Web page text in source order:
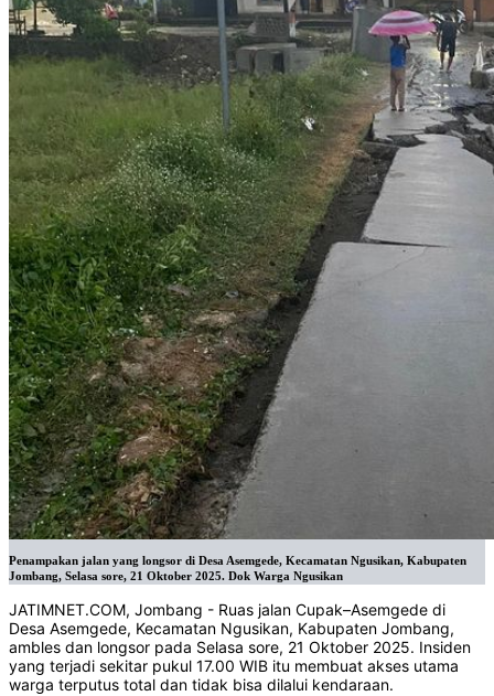
Penampakan jalan yang longsor di Desa Asemgede, Kecamatan Ngusikan, Kabupaten
Jombang, Selasa sore, 21 Oktober 2025. Dok Warga Ngusikan
JATIMNET.COM, Jombang - Ruas jalan Cupak–Asemgede di
Desa Asemgede, Kecamatan Ngusikan, Kabupaten Jombang,
ambles dan longsor pada Selasa sore, 21 Oktober 2025. Insiden
yang terjadi sekitar pukul 17.00 WIB itu membuat akses utama
warga terputus total dan tidak bisa dilalui kendaraan.